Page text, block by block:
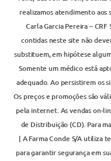
realizamos atendimento aos
Carla Garcia Pereira –
contidas neste site não
substituem, em hipótese
Somente um médico está
adequado. Ao persistirem os
Os preços e promoções são
pela internet. As vendas on-
de Distribuição (CD). Para
| A Farma Conde S/A utiliza
para garantir segurança em